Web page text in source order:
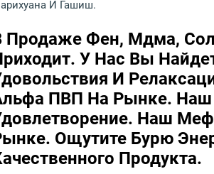
И Гашиш.
Продаже Фен, Мдма,
У Нас Вы
И
ПВП На Рынке. Наш
Наш
Ощутите Бурю
Продукта.